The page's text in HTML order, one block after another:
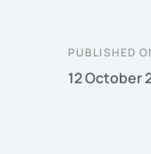
PUBLISHED
12 October